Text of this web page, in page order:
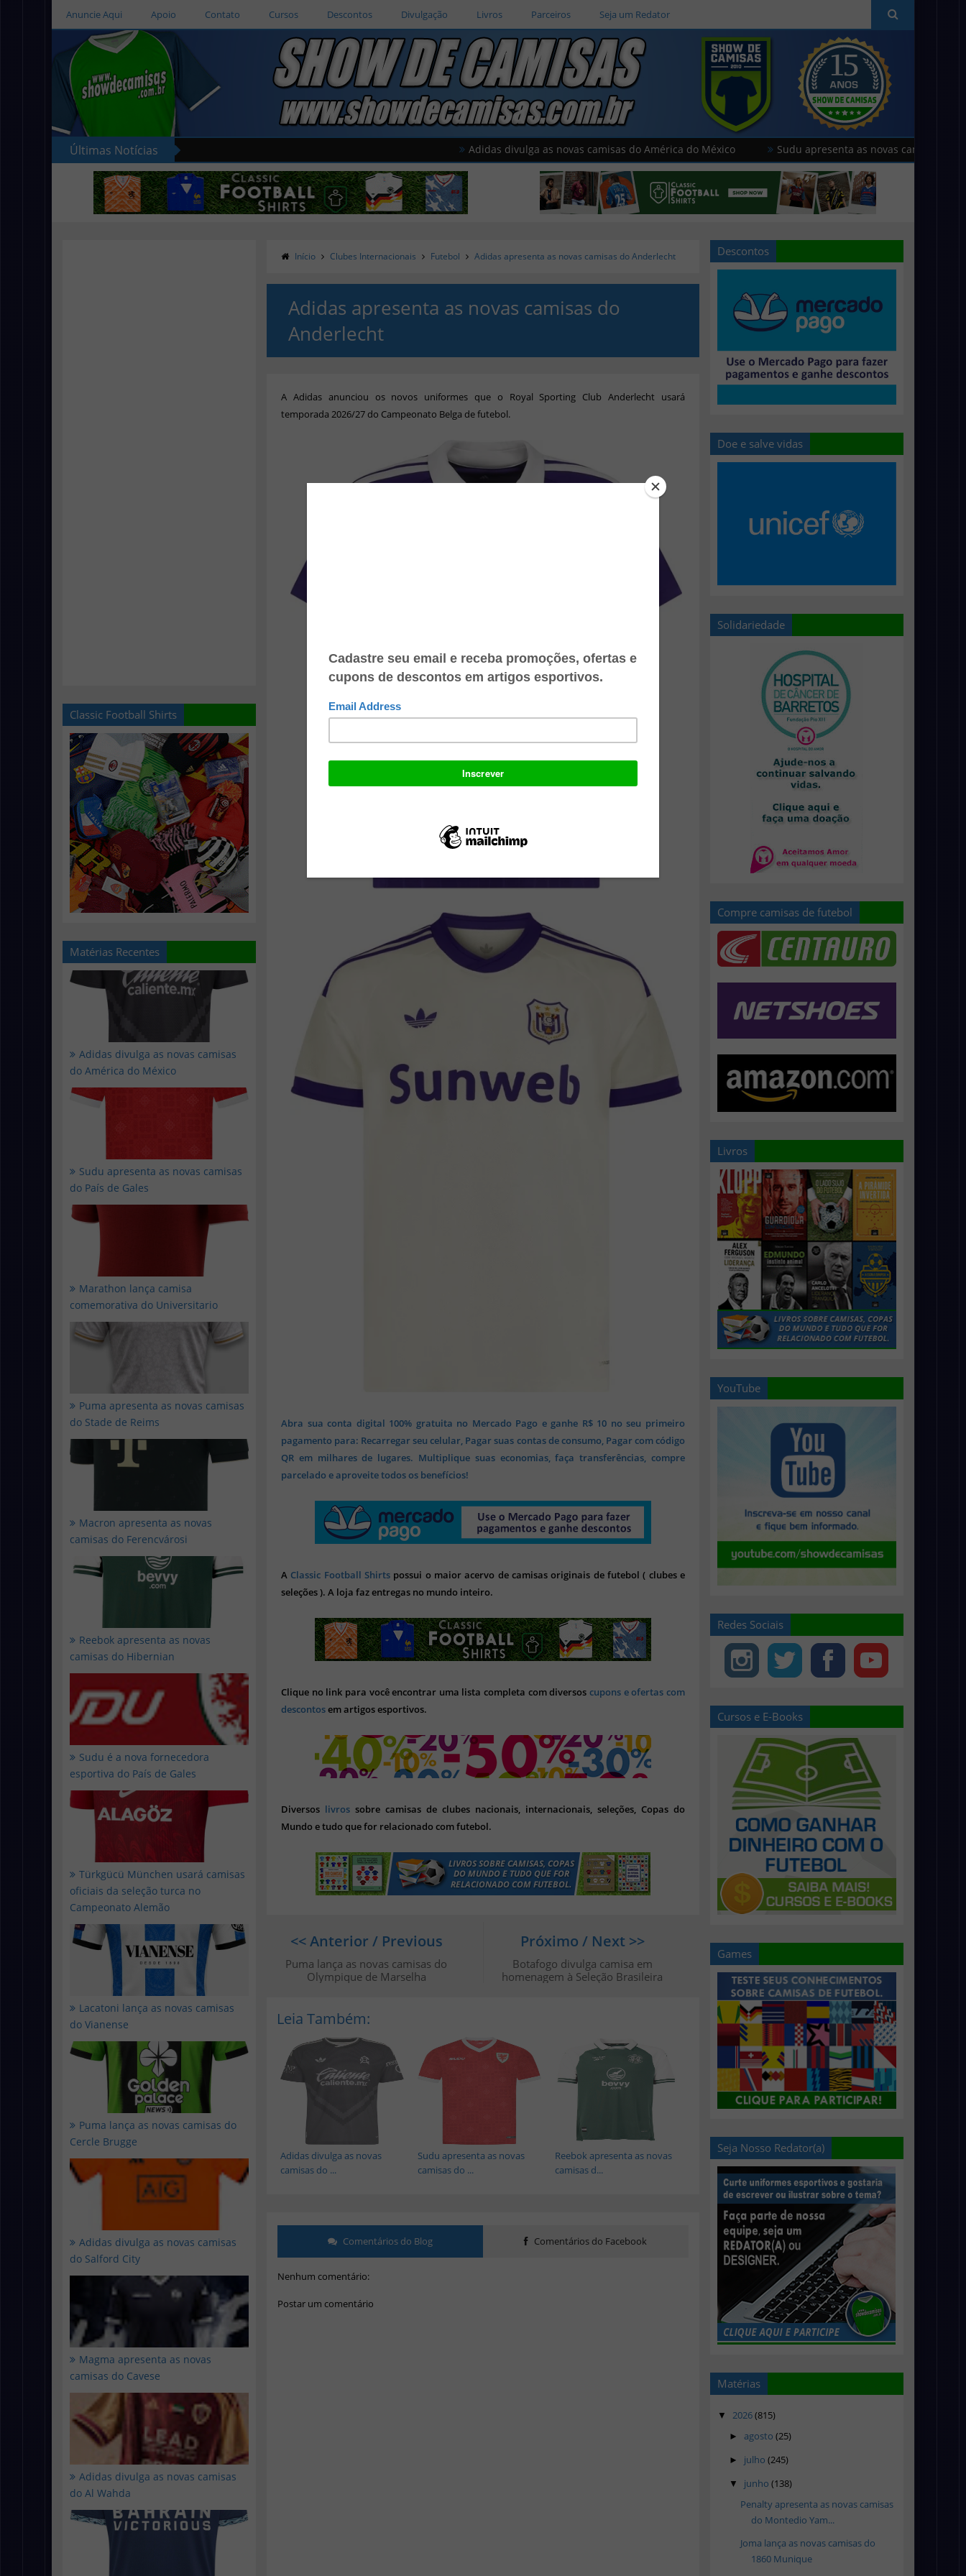
Anuncie Aqui Apoio Contato Cursos Descontos Divulgação Livros Parceiros Seja um Redator
Últimas Notícias Adidas divulga as novas camisas do América do México Sudu apresenta as novas camisas do País de
Classic Football Shirts
Matérias Recentes
Adidas divulga as novas camisas
do América do México
Sudu apresenta as novas camisas
do País de Gales
Marathon lança camisa
comemorativa do Universitario
Puma apresenta as novas camisas
do Stade de Reims
Macron apresenta as novas
camisas do Ferencvárosi
Reebok apresenta as novas
camisas do Hibernian
Sudu é a nova fornecedora
esportiva do País de Gales
Türkgücü München usará camisas
oficiais da seleção turca no
Campeonato Alemão
Lacatoni lança as novas camisas
do Vianense
Puma lança as novas camisas do
Cercle Brugge
Adidas divulga as novas camisas
do Salford City
Magma apresenta as novas
camisas do Cavese
Adidas divulga as novas camisas
do Al Wahda
Início Clubes Internacionais Futebol Adidas apresenta as novas camisas do Anderlecht
Adidas apresenta as novas camisas do
Anderlecht
A Adidas anunciou os novos uniformes que o Royal Sporting Club Anderlecht usará
temporada 2026/27 do Campeonato Belga de futebol.
Abra sua conta digital 100% gratuita no Mercado Pago e ganhe R$ 10 no seu primeiro
pagamento para: Recarregar seu celular, Pagar suas contas de consumo, Pagar com código
QR em milhares de lugares. Multiplique suas economias, faça transferências, compre
parcelado e aproveite todos os benefícios!
A Classic Football Shirts possui o maior acervo de camisas originais de futebol ( clubes e
seleções ). A loja faz entregas no mundo inteiro.
Clique no link para você encontrar uma lista completa com diversoscupons e ofertas com
descontosem artigos esportivos.
Diversos livros sobre camisas de clubes nacionais, internacionais, seleções, Copas do
Mundo e tudo que for relacionado com futebol.
Próximo / Next >>
Botafogo divulga camisa em
homenagem à Seleção Brasileira
<< Anterior / Previous
Puma lança as novas camisas do
Olympique de Marselha
Leia Também:
Reebok apresenta as novas
camisas d...
Sudu apresenta as novas
camisas do ...
Adidas divulga as novas
camisas do ...
Comentários do Blog Comentários do Facebook
Nenhum comentário:
Postar um comentário
Descontos
Doe e salve vidas
Solidariedade
Compre camisas de futebol
Livros
YouTube
Redes Sociais
Cursos e E-Books
Games
Seja Nosso Redator(a)
Matérias
▼ 2026(815)
► agosto (25)
► julho (245)
▼ junho (138)
Penalty apresenta as novas camisas
do Montedio Yam...
Joma lança as novas camisas do
1860 Munique